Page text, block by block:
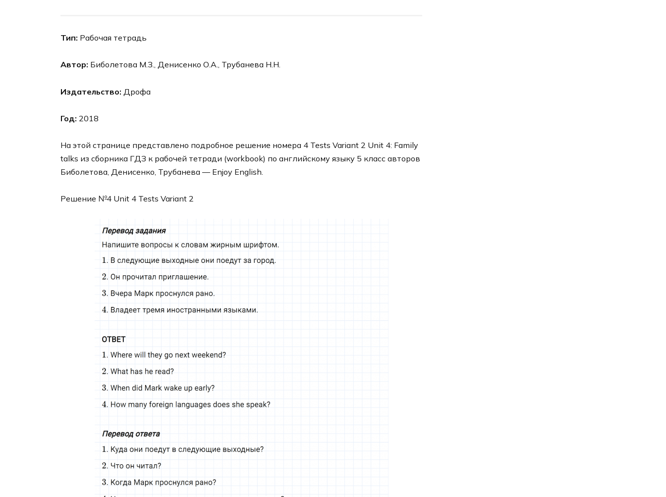
Тип: Рабочая тетрадь
Автор: Биболетова М.З., Денисенко О.А., Трубанева Н.Н.
Издательство: Дрофа
Год: 2018
На этой странице представлено подробное решение номера 4 Tests Variant 2 Unit 4: Family
talks из сборника ГДЗ к рабочей тетради (workbook) по английскому языку 5 класс авторов
Биболетова, Денисенко, Трубанева — Enjoy English.
Решение №4 Unit 4 Tests Variant 2